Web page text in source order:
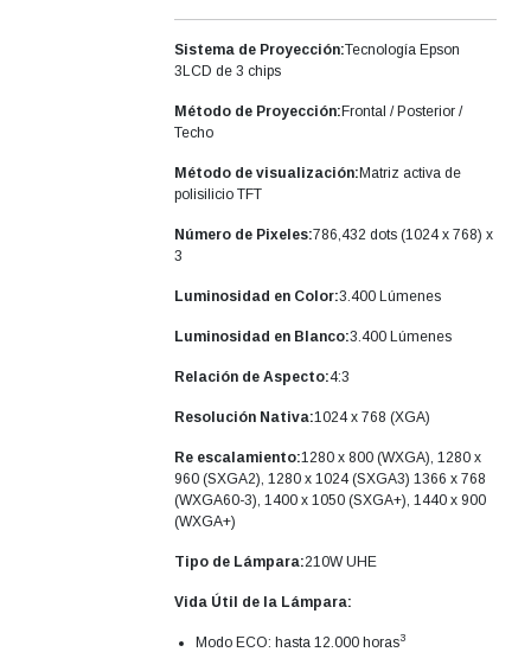
Sistema de Proyección:Tecnología Epson
3LCD de 3 chips
Método de Proyección:Frontal / Posterior /
Techo
Método de visualización:Matriz activa de
polisilicio TFT
Número de Pixeles:786,432 dots (1024 x 768) x
3
Luminosidad en Color:3.400 Lúmenes
Luminosidad en Blanco:3.400 Lúmenes
Relación de Aspecto:4:3
Resolución Nativa:1024 x 768 (XGA)
Re escalamiento:1280 x 800 (WXGA), 1280 x
960 (SXGA2), 1280 x 1024 (SXGA3) 1366 x 768
(WXGA60-3), 1400 x 1050 (SXGA+), 1440 x 900
(WXGA+)
Tipo de Lámpara:210W UHE
Vida Útil de la Lámpara:
Modo ECO: hasta 12.000 horas3